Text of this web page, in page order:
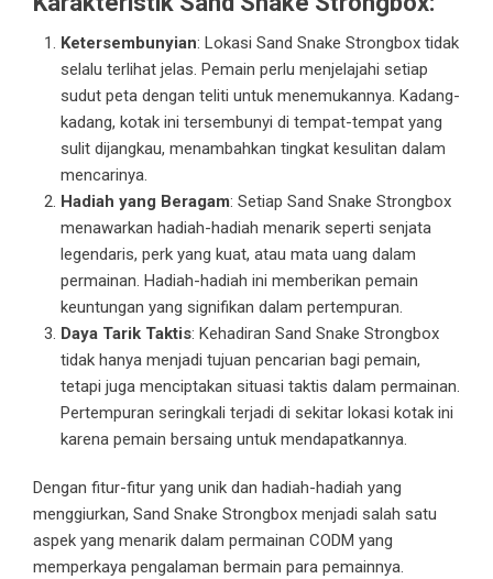
Ketersembunyian: Lokasi Sand Snake Strongbox tidak
selalu terlihat jelas. Pemain perlu menjelajahi setiap
sudut peta dengan teliti untuk menemukannya. Kadang-
kadang, kotak ini tersembunyi di tempat-tempat yang
sulit dijangkau, menambahkan tingkat kesulitan dalam
mencarinya.
Hadiah yang Beragam: Setiap Sand Snake Strongbox
menawarkan hadiah-hadiah menarik seperti senjata
legendaris, perk yang kuat, atau mata uang dalam
permainan. Hadiah-hadiah ini memberikan pemain
keuntungan yang signifikan dalam pertempuran.
Daya Tarik Taktis: Kehadiran Sand Snake Strongbox
tidak hanya menjadi tujuan pencarian bagi pemain,
tetapi juga menciptakan situasi taktis dalam permainan.
Pertempuran seringkali terjadi di sekitar lokasi kotak ini
karena pemain bersaing untuk mendapatkannya.
Dengan fitur-fitur yang unik dan hadiah-hadiah yang
menggiurkan, Sand Snake Strongbox menjadi salah satu
aspek yang menarik dalam permainan CODM yang
memperkaya pengalaman bermain para pemainnya.